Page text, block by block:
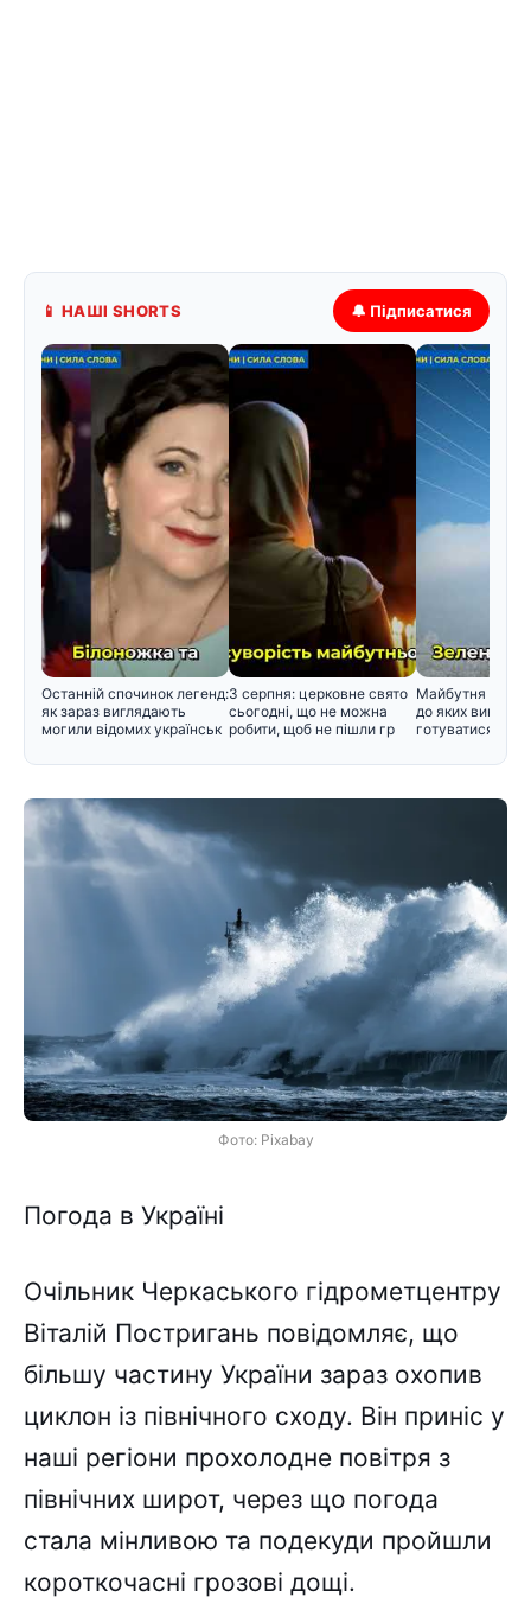
📱 НАШІ SHORTS 🔔 Підписатися
Останній спочинок легенд:
як зараз виглядають
могили відомих українськ
3 серпня: церковне свято
сьогодні, що не можна
робити, щоб не пішли гр
Майбутня зима
до яких викликів
готуватися вже
Фото: Pixabay
Погода в Україні
Очільник Черкаського гідрометцентру
Віталій Постригань повідомляє, що
більшу частину України зараз охопив
циклон із північного сходу. Він приніс у
наші регіони прохолодне повітря з
північних широт, через що погода
стала мінливою та подекуди пройшли
короткочасні грозові дощі.